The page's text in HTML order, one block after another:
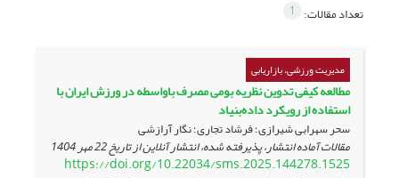
تعداد مقالات: 1
مدیریت ورزشی، بازاریابی
مطالعه کیفی تدوین نظریه بومی مصرف باواسطه در ورزش ایران با
استفاده از رویکرد داده‌بنیاد
سحر سهرابی شیرازی؛ فرشاد تجاری؛ نگار آرازشی
مقالات آماده انتشار، پذیرفته شده، انتشار آنلاین از تاریخ22 مهر 1404
https://doi.org/10.22034/sms.2025.144278.1525